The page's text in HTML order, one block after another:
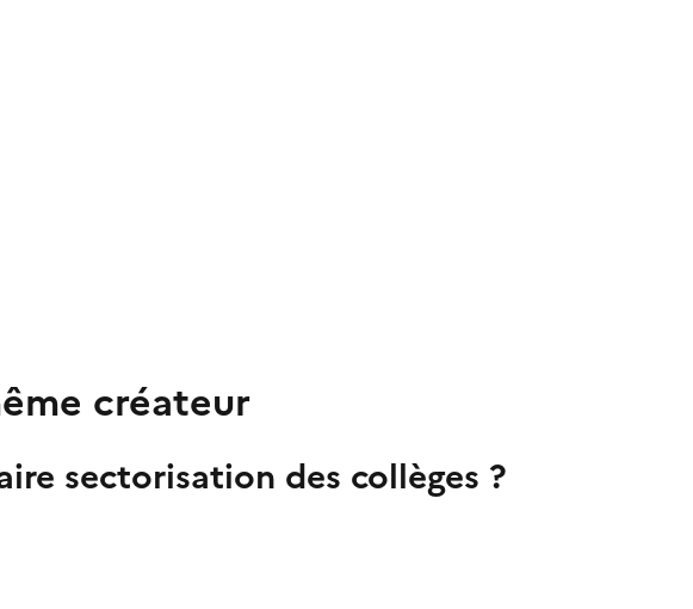
créateur
sectorisation des collèges ?